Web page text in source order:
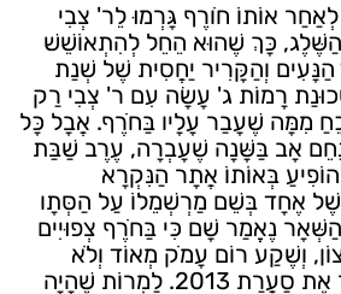
אוֹתוֹ חֹורֶף גָּרְמוּ לֵר' צְבִי
כָּךְ שֶׁהוּא הֵחֵל לְהִתְאוֹשֵׁשׁ
הַנָּעִים וְהַקָּרִיר יַחֲסִית שֶׁל שְׁנַת
רָמוֹת ג' עָשָׂה עִם ר' צְבִי רַק
מִמָּה שֶׁעָבַר עָלָיו בַּחֹרֶף. אֲבָל כָּל
אָב בַּשָּׁנָה שֶׁעָבְרָה, עֶרֶב שַׁבַּת
בְּאוֹתוֹ אֲתָר הַנִּקְרָא
שֶׁל אֶחָד בְּשֵׁם מַרְשְׁמֵלוֹ עַל הַסְּתָו
הַשְּׁאָר נֶאֱמַר שָׁם כִּי בַּחֹרֶף צְפוּיִים
קִיצוֹן, וְשֶׁקַע רוֹם עָמֹק מְאוֹד וְלֹא
אָפְיָנִי שֶׁיָּכוֹל לְהַזְכִּיר אֶת סַעֲרַת 2013. לַמְרוֹת שֶׁהָיָה